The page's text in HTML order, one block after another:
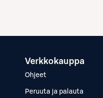
Verkkokauppa
Ohjeet
Peruuta ja palauta